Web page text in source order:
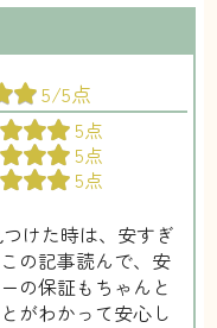
5/5点
5点
5点
5点
けた時は、安すぎ
の記事読んで、安
の保証もちゃんと
がわかって安心し